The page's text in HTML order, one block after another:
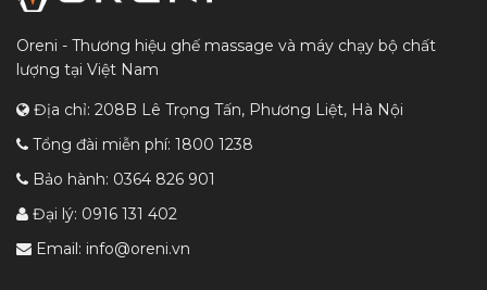
Oreni - Thương hiệu ghế massage và máy chạy bộ chất
lượng tại Việt Nam
Địa chỉ: 208B Lê Trọng Tấn, Phương Liệt, Hà Nội
Tổng đài miễn phí: 1800 1238
Bảo hành: 0364 826 901
Đại lý: 0916 131 402
Email: info@oreni.vn